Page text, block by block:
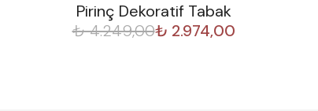
Pirinç Dekoratif Tabak
₺ 4.249,00₺ 2.974,00